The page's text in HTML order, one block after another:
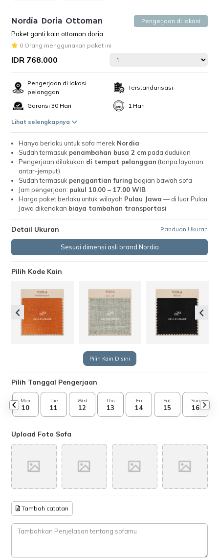
Nordia Doria Ottoman Pengerjaan di lokasi
Paket ganti kain ottoman doria
0 Orang menggunakan paket ini
IDR 768.000
Pengerjaan di lokasi
pelanggan
Terstandarisasi
Garansi 30 Hari 1 Hari
Lihat selengkapnya
Hanya berlaku untuk sofa merek Nordia
Sudah termasuk penambahan busa 2 cmpada dudukan
Pengerjaan dilakukan di tempat pelanggan (tanpa layanan
antar-jemput)
Sudah termasuk penggantian furing bagian bawah sofa
Jam pengerjaan: pukul 10.00 – 17.00 WIB
Harga paket berlaku untuk wilayah Pulau Jawa — di luar Pulau
Jawa dikenakan biaya tambahan transportasi
Detail Ukuran Panduan Ukuran
Sesuai dimensi asli brand Nordia
Pilih Kode Kain
Pilih Kain Disini
Pilih Tanggal Pengerjaan
Mon
10
Tue
11
Wed
12
Thu
13
Fri
14
Sat
15
Sun
16
Upload Foto Sofa
Tambah catatan